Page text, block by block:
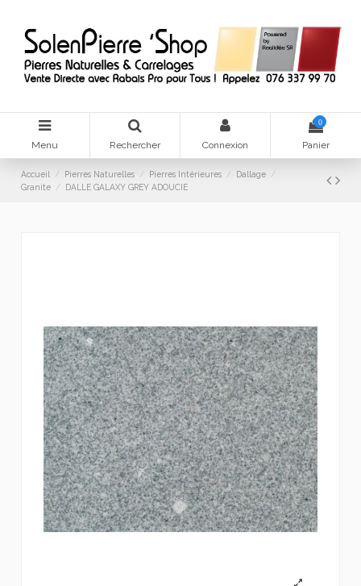
Menu Rechercher Connexion
0
Panier
Accueil Pierres Naturelles Pierres Intérieures
Dallage
Granite
DALLE GALAXY GREY ADOUCIE